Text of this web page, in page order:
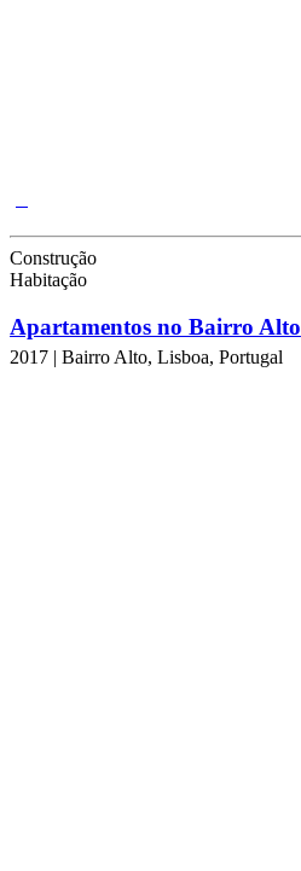
Construção
Habitação
Apartamentos no Bairro Alto
2017 | Bairro Alto, Lisboa, Portugal